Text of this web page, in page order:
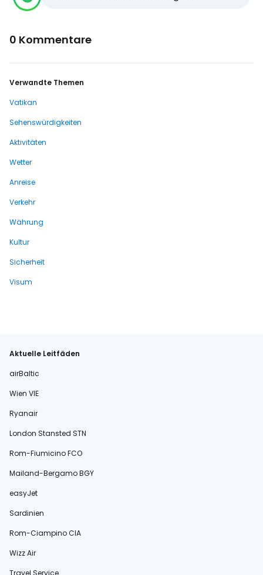
0 Kommentare
Verwandte Themen
Vatikan
Sehenswürdigkeiten
Aktivitäten
Wetter
Anreise
Verkehr
Währung
Kultur
Sicherheit
Visum
Aktuelle Leitfäden
airBaltic
Wien VIE
Ryanair
London Stansted STN
Rom-Fiumicino FCO
Mailand-Bergamo BGY
easyJet
Sardinien
Rom-Ciampino CIA
Wizz Air
Travel Service